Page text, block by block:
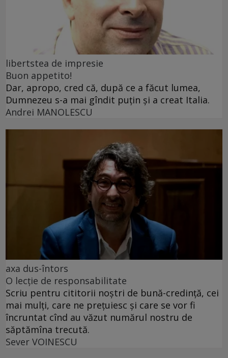
libertstea de impresie
Buon appetito!
Dar, apropo, cred că, după ce a făcut lumea,
Dumnezeu s-a mai gîndit puțin și a creat Italia.
Andrei MANOLESCU
axa dus-întors
O lecție de responsabilitate
Scriu pentru cititorii noștri de bună-credință, cei
mai mulți, care ne prețuiesc și care se vor fi
încruntat cînd au văzut numărul nostru de
săptămîna trecută.
Sever VOINESCU